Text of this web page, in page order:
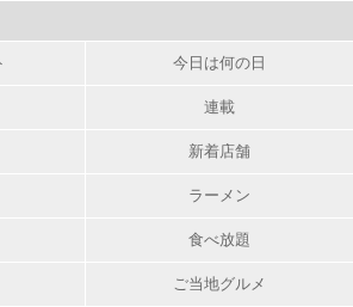
今日は何の日
連載
新着店舗
ラーメン
食べ放題
ご当地グルメ